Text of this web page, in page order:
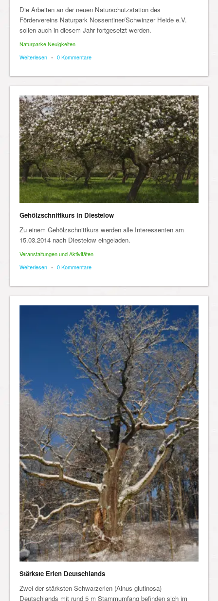
Die Arbeiten an der neuen Naturschutzstation des
Fördervereins Naturpark Nossentiner/Schwinzer Heide e.V.
sollen auch in diesem Jahr fortgesetzt werden.
Naturparke Neuigkeiten
Weiterlesen • 0 Kommentare
Gehölzschnittkurs in Diestelow
Zu einem Gehölzschnittkurs werden alle Interessenten am
15.03.2014 nach Diestelow eingeladen.
Veranstaltungen und Aktivitäten
Weiterlesen • 0 Kommentare
Stärkste Erlen Deutschlands
Zwei der stärksten Schwarzerlen (Alnus glutinosa)
Deutschlands mit rund 5 m Stammumfang befinden sich im